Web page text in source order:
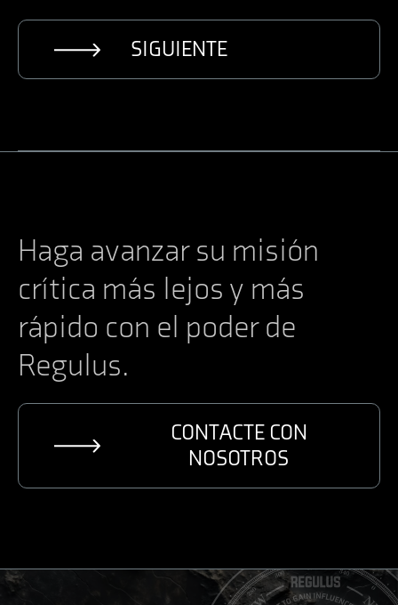
SIGUIENTE
Haga avanzar su misión
crítica más lejos y más
rápido con el poder de
Regulus.
CONTACTE CON
NOSOTROS